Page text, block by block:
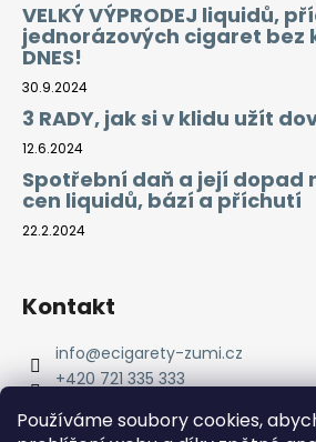
Používáme soubory cookies,
VELKÝ VÝPRODEJ liquidů,
jednorázových cigaret bez
DNES!
30.9.2024
3 RADY, jak si v klidu užít
12.6.2024
Spotřební daň a její dopad
cen liquidů, bází a příchutí
22.2.2024
Kontakt
info@ecigarety-zumi.cz
+420 721 335 333